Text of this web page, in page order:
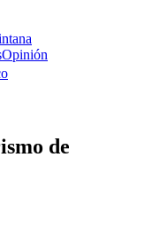
Opinión
de